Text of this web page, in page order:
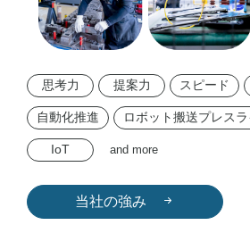
ン
成
形
思考力 提案力 スピード
自動化推進 ロボット搬送プレス
IoT and more
当社の強み